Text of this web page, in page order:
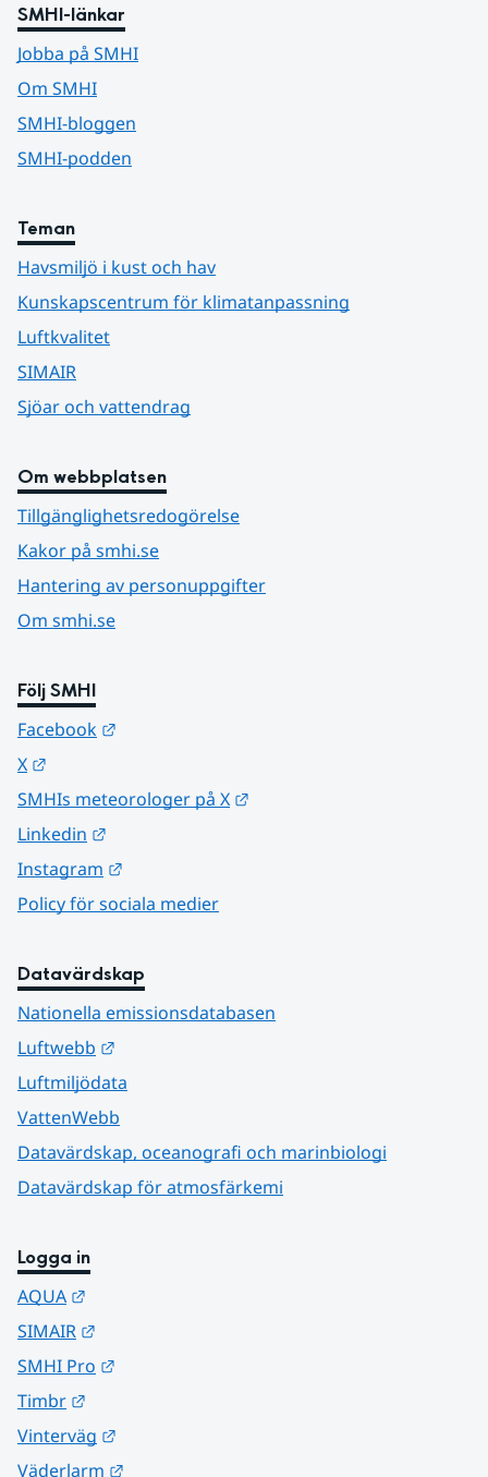
SMHI-länkar
Jobba på SMHI
Om SMHI
SMHI-bloggen
SMHI-podden
Teman
Havsmiljö i kust och hav
Kunskapscentrum för klimatanpassning
Luftkvalitet
SIMAIR
Sjöar och vattendrag
Om webbplatsen
Tillgänglighetsredogörelse
Kakor på smhi.se
Hantering av personuppgifter
Om smhi.se
Följ SMHI
Facebook
X
SMHIs meteorologer på X
Linkedin
Instagram
Policy för sociala medier
Datavärdskap
Nationella emissionsdatabasen
Luftwebb
Luftmiljödata
VattenWebb
Datavärdskap, oceanografi och marinbiologi
Datavärdskap för atmosfärkemi
Logga in
AQUA
SIMAIR
SMHI Pro
Timbr
Vinterväg
Väderlarm